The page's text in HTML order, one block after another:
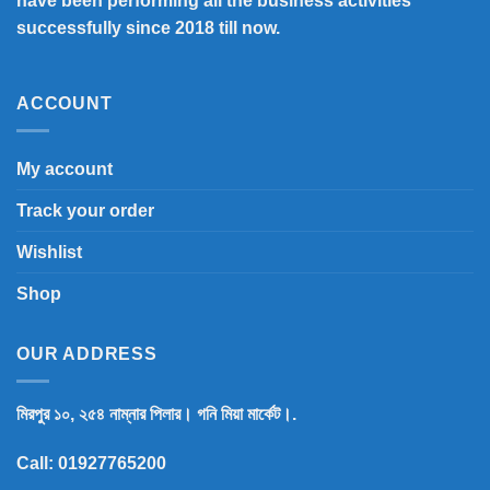
successfully since 2018 till now.
ACCOUNT
My account
Track your order
Wishlist
Shop
OUR ADDRESS
মিরপুর ১০, ২৫৪ নাম্নার পিলার। গনি মিয়া মার্কেট।.
Call: 01927765200